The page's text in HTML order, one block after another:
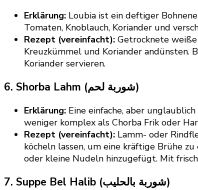
Erklärung: Loubia ist ein deftiger
Tomaten, Knoblauch, Koriander und
Rezept (vereinfacht): Getrocknete
Kreuzkümmel und Koriander andünsten.
Koriander servieren.
6. Shorba Lahm (شوربة لحم)
Erklärung: Eine einfache, aber
weniger komplex als Chorba Frik oder
Rezept (vereinfacht): Lamm- oder
köcheln lassen, um eine kräftige Brühe
oder kleine Nudeln hinzugefügt. Mit
7. Suppe Bel Halib (شوربة بالحليب)